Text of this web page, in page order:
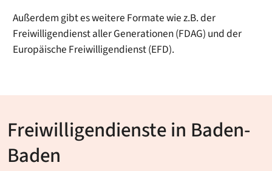
Außerdem gibt es weitere Formate wie z.B. der
Freiwilligendienst aller Generationen (FDAG) und der
Europäische Freiwilligendienst (EFD).
Freiwilligendienste in Baden-
Baden